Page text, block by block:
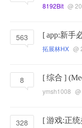
8192Bit @
563 [app:新手
拓展林HX @
8 [综合 ]
ymsh1008
328 [游戏:正统